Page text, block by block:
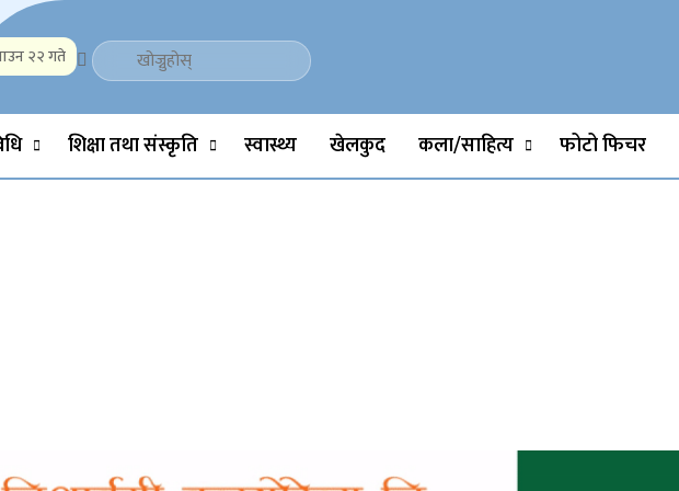
Science, Technology, Social, Media, Sports, Youth, Model Watch, Movies
२२ गते
शिक्षा तथा संस्कृति स्वास्थ्य खेलकुद कला/साहित्य फोटो फिचर